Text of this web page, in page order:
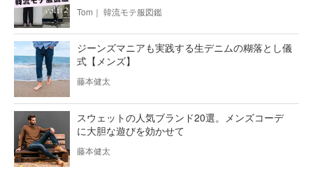
Tom｜ 韓流モテ服図鑑
ジーンズマニアも実践する生デニムの糊落とし儀
式【メンズ】
藤本健太
スウェットの人気ブランド20選。メンズコーデ
に大胆な遊びを効かせて
藤本健太